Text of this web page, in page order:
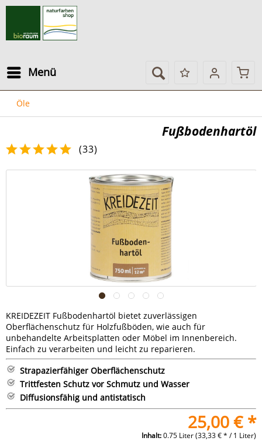
Menü
Öle
Fußbodenhartöl
(33)
KREIDEZEIT Fußbodenhartöl bietet zuverlässigen
Oberflächenschutz für Holzfußböden, wie auch für
unbehandelte Arbeitsplatten oder Möbel im Innenbereich.
Einfach zu verarbeiten und leicht zu reparieren.
Strapazierfähiger Oberflächenschutz
Trittfesten Schutz vor Schmutz und Wasser
Diffusionsfähig und antistatisch
25,00 € *
Inhalt:0.75 Liter (33,33 € * / 1 Liter)